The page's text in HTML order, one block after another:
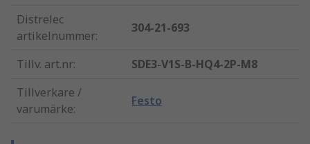
Distrelec
artikelnummer:
304-21-693
Tillv. art.nr:
SDE3-V1S-B-HQ4-2P-M8
Tillverkare /
varumärke:
Festo